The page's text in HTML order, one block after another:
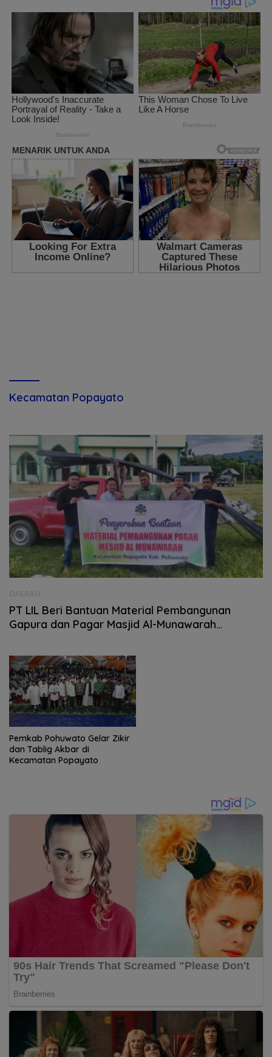
Kecamatan Popayato
PT LIL Beri Bantuan Material Pembangunan
Gapura dan Pagar Masjid Al-Munawarah
Pemkab Pohuwato Gelar Zikir
dan Tablig Akbar di
Kecamatan Popayato